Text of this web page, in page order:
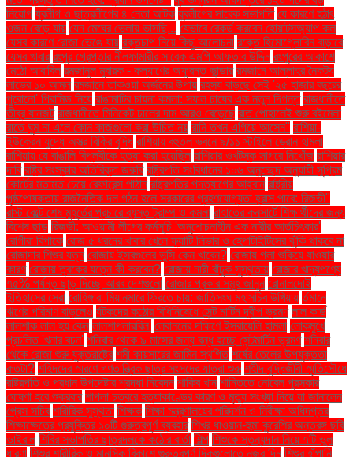
নিয়োগ যুবলীগ ও ছাত্রলীগের ৪ নেতা আটক যুবলীগের সাবেক সভাপতি যে কারণে হঠাৎ
ওজন বেড়ে যায় যেন মেঘের ভেলায় ভাসছি... যেভাবে রেকর্ড করবেন হোয়াটসঅ্যাপ কল
যেসব কারণে রোজা ভেঙে যায় রক্তচাপ নিয়ে কিছু আলোচনা রক্তে হিমোগ্লোবিন বাড়াবে
যেসব খাবার রংপুর গ্রেপ্তার নীলফামারীর সাবেক এমপি আফতাব উদ্দিন রংপুরের আকাশে
মেঠো আবাবিল রমজানুল মুবারক - কল্যাণের অফুরন্ত ভান্ডার রমজানে আল্লাহর নৈকট্য
লাভের ১০ আমল রমজানে তাকওয়া অর্জনের উপায় রহস্য বাড়ছে সেই '২৫ হাজার বছরের
পুরোনো' পিরামিড নিয়ে রাঙামাটির চায়না কমলা: সফল চাষের এক নতুন দিগন্ত রাজধানীতে
তীব্র যানজট রাজধানীতে মিনিকেট চালের দাম আরও বেড়েছে রাত পোহালেই শুরু বইমেলা
রাতে ঘুম না এলে কোন কাজগুলো করা উচিত নয় রানি তখন এগিয়ে আসেন" রাশিয়া-
ইউক্রেন যুদ্ধে অস্ত্র বিক্রি বৃদ্ধি রাশিয়ায় বহুতল ভবনে ৯/১১ স্টাইলে ড্রোন হামলা
রাশিয়ায় যে বাঙালি বিপ্লবীকে হত্যা করা হয়েছিল রাশিয়ার ওখটস্ক সাগরে নিখোঁজ রাশিয়ার
দাবি রাষ্ট্র সংস্কার অতিরিক্ত জরুরি রাষ্ট্রপতি সংবিধানের ১০৬ অনুচ্ছেদ অনুযায়ী সুপ্রিম
কোর্টের মতামত চেয়ে রেফারেন্স পাঠান রাষ্ট্রপতির পদত্যাগের আহ্বান রাষ্ট্রীয়
পৃষ্ঠপোষকতায় রাজনৈতিক দল গঠন হলে সরকারের গ্রহণযোগ্যতা হ্রাস পাবে: রিজভী"
রাস্ট বেল্টে শেষ মুহূর্তের প্রচারে ব্যস্ত ট্রাম্প ও কমলা রাহাতের কনসার্টে শিক্ষার্থীদের জন্য
বিশেষ ছাড় রিজভী: আওয়ামী লীগের কর্মসূচি 'অনুশোচনাহীন এক নারীর আর্তচিৎকার'
রোগীরা বিপাকে রোজ ৫ ধরনের খাবার খেলে ফ্যাটি লিভার ও হেপাটাইটিসের ঝুঁকি থাকবে না
রোজাদার শিশুর যত্ন রোজায় ইসবগুলের ভুসি কেন খাবেন? রোজায় গলা শুকিয়ে যাওয়ার
কারণ রোজায় ত্বকের যত্নে কী করবেন? রোজায় নারী বাঁচুক সুস্থতায় রোজার খাদ্যপণ্যে
৭৫% পর্যন্ত ছাড় দিচ্ছে আরব দেশগুলো রোজার প্রকার সমূহ জানুন রোনালদোই
ইতিহাসের সেরা রোহিঙ্গারা মিয়ানমারে ফিরতে চায়: জাতিসংঘ মহাসচিব উখিয়ায় র্তমানে
ঋণের পরিমাণ বাড়লেও র্যটকদের কঠোর বিধিনিষেধে সেন্ট মার্টিন দ্বীপ ভ্রমণ লাল কার্ড
লালশাক লাল হয় কেন লালশাপলারবিল' লেবাননের দক্ষিণে ইসরায়েলি হামলা লোকমুখে
প্রচলিত 'খনার বচন' শনিবার থেকে ৯ মাসের জন্য বন্ধ হচ্ছে সেন্টমার্টিন ভ্রমণ শনিবার
থেকে রোজা শুরু যুক্তরাষ্ট্রে শমী কায়সারের জামিন স্থগিত শর্ষের তেলের উপযুক্ততা
কতটা? শহিদদের স্মরণে গণতান্ত্রিক ছাত্র সংসদের যাত্রা শুরু শহীদ বুদ্ধিজীবী স্মৃতিসৌধে
রাষ্ট্রপতি ও প্রধান উপদেষ্টার শ্রদ্ধা নিবেদন শাকিব খান শান্তিতে নোবেল পুরস্কার
ঘোষণা হবে শুক্রবার শাপলা চত্বরে হত্যাকাণ্ডের কারণ ও মৃত্যু সংখ্যা নিয়ে যা জানালেন
প্রেস সচিব শারীরিক সুস্থতা শিক্ষক শিক্ষা মন্ত্রণালয়ের পরিদর্শন ও নিরীক্ষা অধিদপ্তর
শিক্ষাক্ষেত্রে প্রযুক্তির ১০টি গুরুত্বপূর্ণ ব্যবহার শিখর ধাওয়ান-হুমা কুরেশির অন্তরঙ্গ ছবি
ভাইরাল শিবির সভাপতির ছাত্রদলকে কঠোর বার্তা শিল্প শিশুকে স্তন্যদান নিয়ে ৭টি ভুল
ধারণা শিশুর শারীরিক ও মানসিক বিকাশে গুরুত্বপূর্ণ দিকগুলোতে নজর দিন শিশুর হাঁপানি